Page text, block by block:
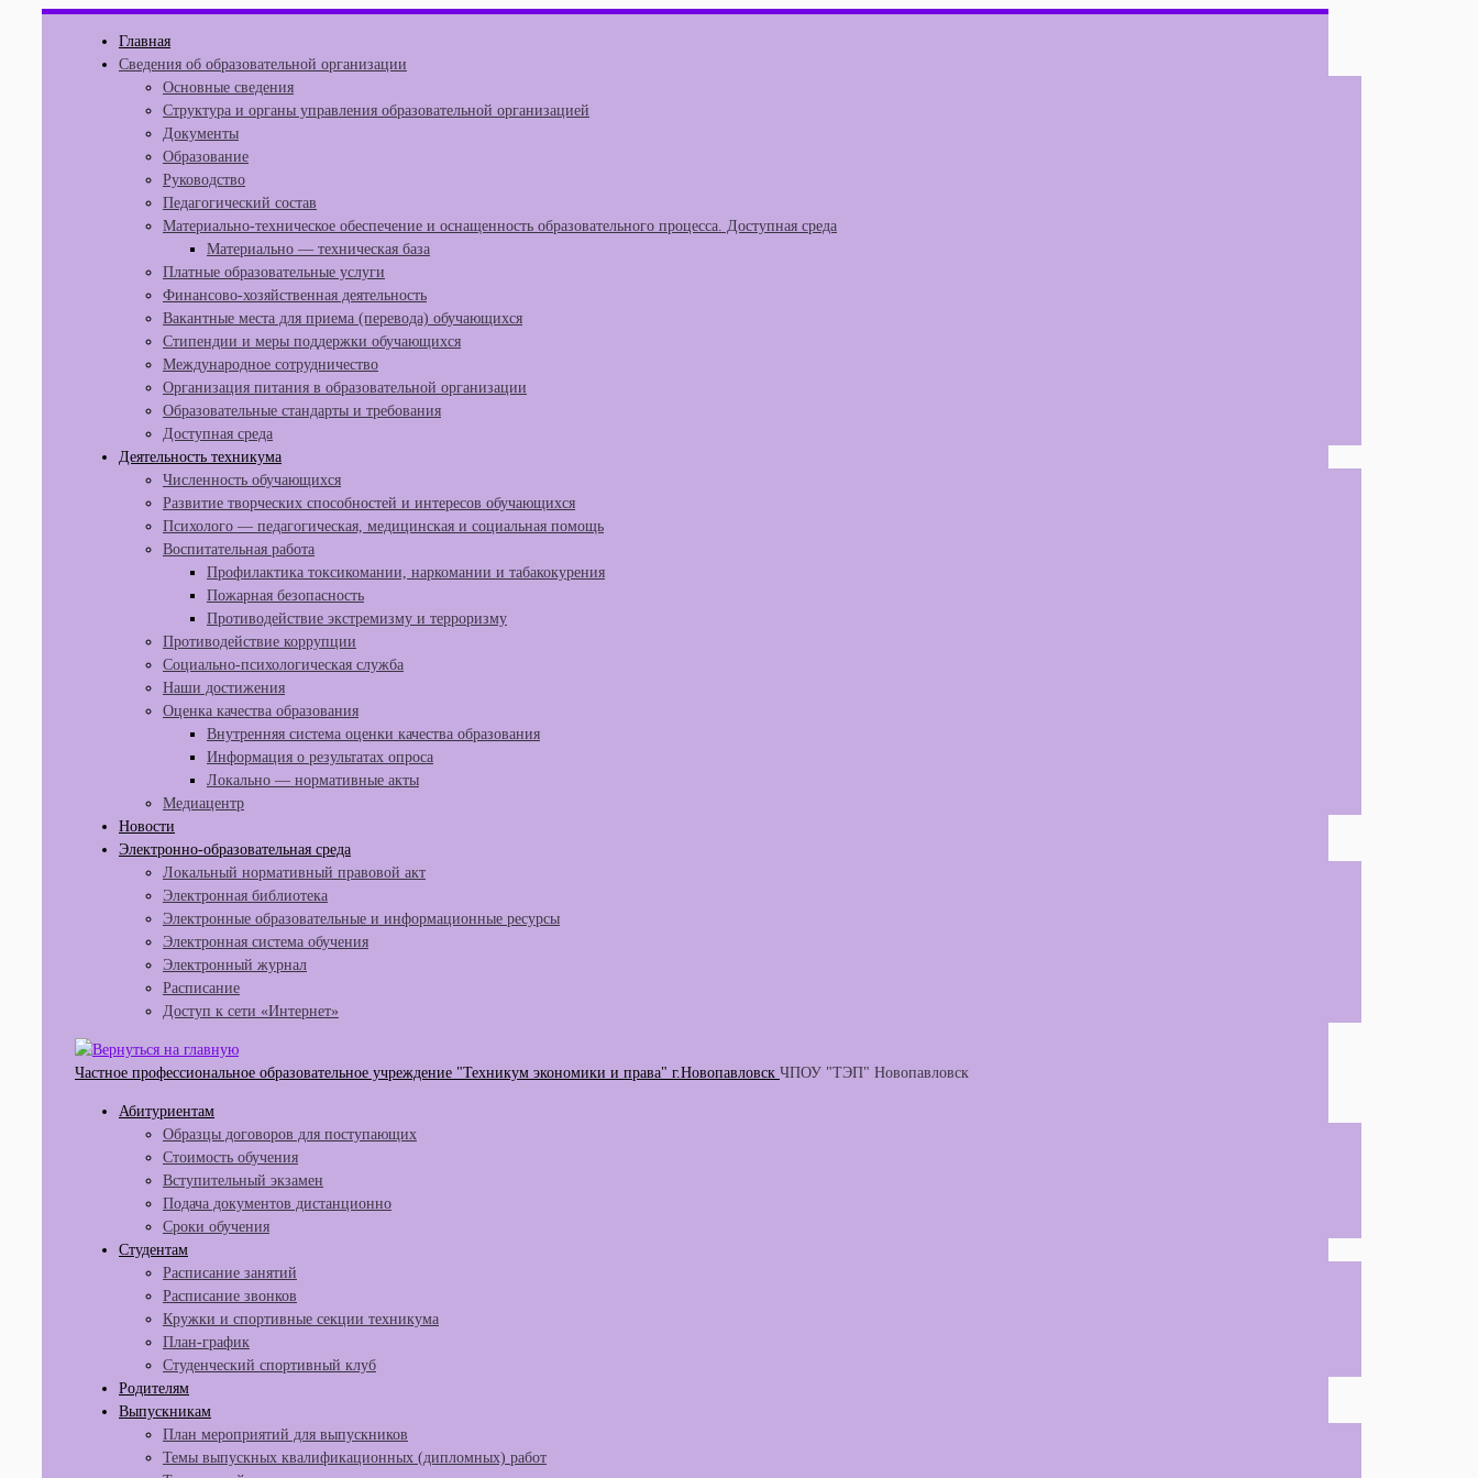
Перейти
Главная
Сведения об образовательной организации
Основные сведения
Структура и органы управления образовательной организацией
Документы
Образование
Руководство
Педагогический состав
Материально-техническое обеспечение и оснащенность образовательного процесса. Доступная среда
Материально — техническая база
Платные образовательные услуги
Финансово-хозяйственная деятельность
Вакантные места для приема (перевода) обучающихся
Стипендии и меры поддержки обучающихся
Международное сотрудничество
Организация питания в образовательной организации
Образовательные стандарты и требования
Доступная среда
Деятельность техникума
Численность обучающихся
Развитие творческих способностей и интересов обучающихся
Психолого — педагогическая, медицинская и социальная помощь
Воспитательная работа
Профилактика токсикомании, наркомании и табакокурения
Пожарная безопасность
Противодействие экстремизму и терроризму
Противодействие коррупции
Социально-психологическая служба
Наши достижения
Оценка качества образования
Внутренняя система оценки качества образования
Информация о результатах опроса
Локально — нормативные акты
Медиацентр
Новости
Электронно-образовательная среда
Локальный нормативный правовой акт
Электронная библиотека
Электронные образовательные и информационные ресурсы
Электронная система обучения
Электронный журнал
Расписание
Доступ к сети «Интернет»
Частное профессиональное образовательное учреждение "Техникум экономики и права" г.Новопавловск ЧПОУ "ТЭП" Новопавловск
Абитуриентам
Образцы договоров для поступающих
Стоимость обучения
Вступительный экзамен
Подача документов дистанционно
Сроки обучения
Студентам
Расписание занятий
Расписание звонков
Кружки и спортивные секции техникума
План-график
Студенческий спортивный клуб
Родителям
Выпускникам
План мероприятий для выпускников
Темы выпускных квалификационных (дипломных) работ